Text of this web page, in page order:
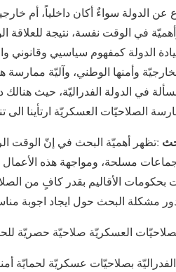
الدولة سواءٌ أكان داخلياً، أم
في الوقت نفسة، نتيجة للعلاقة
الدولة كمفهوم سياسيي
وأمنها الوطني، وآليّة
في الدولة الفدراليّة، حيث
الصلاحيّات العسكريّة ارتأينا الى
:تظهر أهميّة البحث في إنّ الوقت
جماعات مسلحة، ومواجهة هذه
بحكومات الأقاليم بقدر كافٍ من
مشكلة البحث حول ايجاد اجوبة